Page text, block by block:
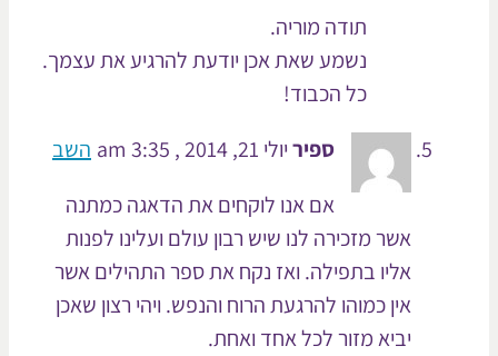
תודה מוריה.
נשמע שאת אכן יודעת להרגיע את עצמך.
כל הכבוד!
ספיר
יולי 21, 2014 , 3:35 am
השב
אם אנו לוקחים את הדאגה כמתנה
אשר מזכירה לנו שיש רבון עולם ועלינו לפנות
אליו בתפילה. ואז נקח את ספר התהילים אשר
אין כמוהו להרגעת הרוח והנפש. ויהי רצון שאכן
יביא מזור לכל אחד ואחת.